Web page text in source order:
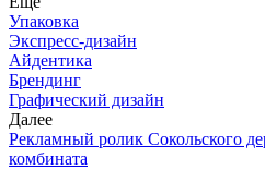
Упаковка
Экспресс-дизайн
Айдентика
Брендинг
Графический дизайн
Далее
Рекламный ролик Сокольского
комбината